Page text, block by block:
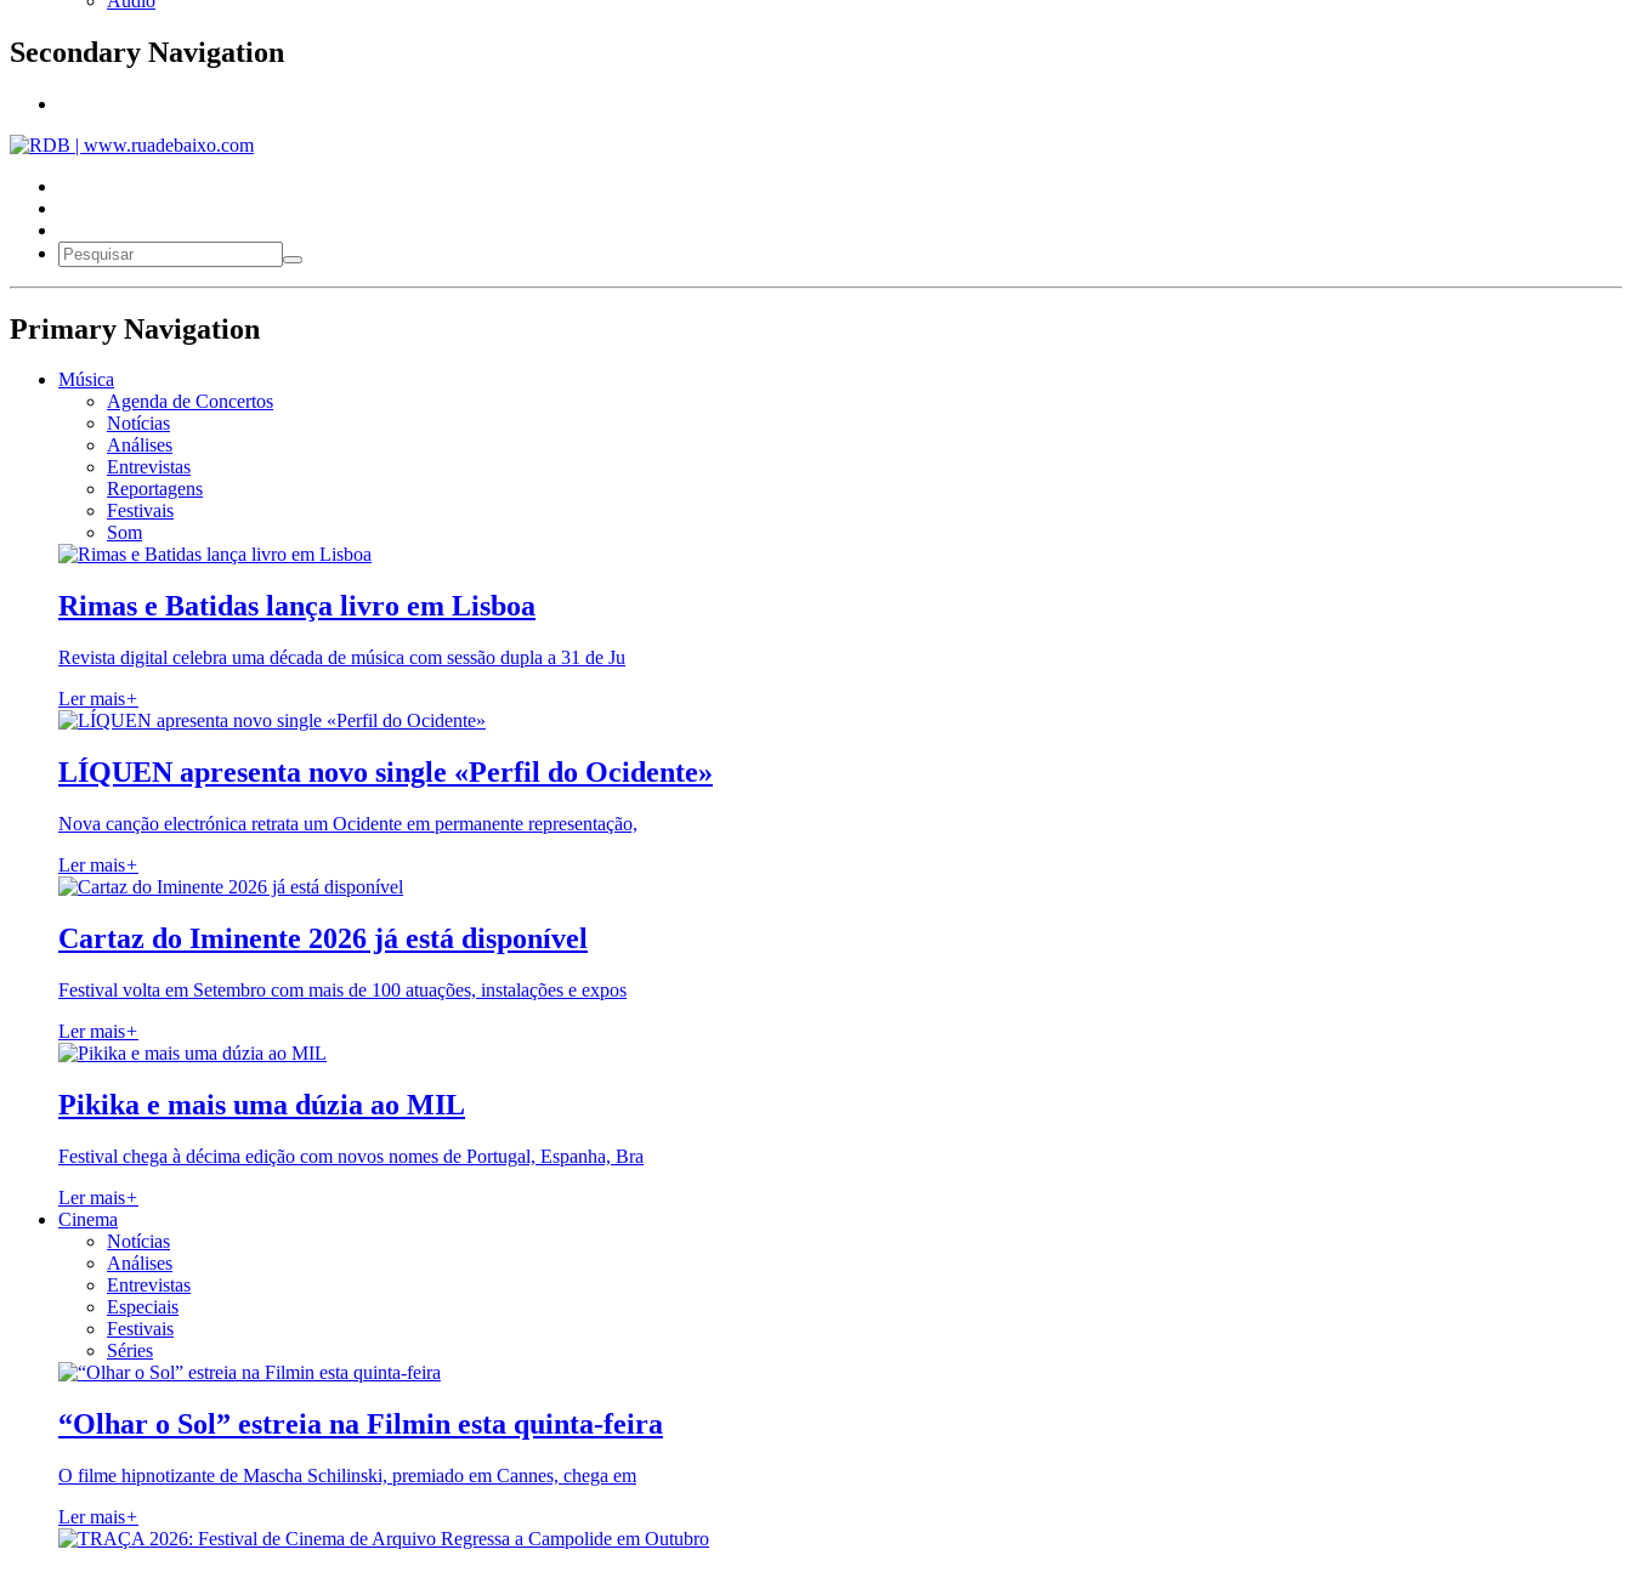
Secondary Navigation
Primary Navigation
Música
Agenda de Concertos
Notícias
Análises
Entrevistas
Reportagens
Festivais
Som
Rimas e Batidas lança livro em Lisboa
Revista digital celebra uma década de música com sessão dupla a 31 de Ju
Ler mais+
LÍQUEN apresenta novo single «Perfil do Ocidente»
Nova canção electrónica retrata um Ocidente em permanente representação,
Ler mais+
Cartaz do Iminente 2026 já está disponível
Festival volta em Setembro com mais de 100 atuações, instalações e expos
Ler mais+
Pikika e mais uma dúzia ao MIL
Festival chega à décima edição com novos nomes de Portugal, Espanha, Bra
Ler mais+
Cinema
Notícias
Análises
Entrevistas
Especiais
Festivais
Séries
“Olhar o Sol” estreia na Filmin esta quinta-feira
O filme hipnotizante de Mascha Schilinski, premiado em Cannes, chega em
Ler mais+